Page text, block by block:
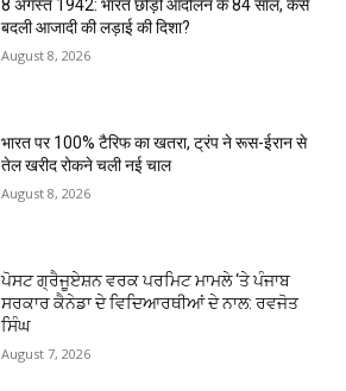
8 अगस्त 1942: भारत छोड़ो आंदोलन के 84 साल, कैसे
बदली आजादी की लड़ाई की दिशा?
August 8, 2026
भारत पर 100% टैरिफ का खतरा, ट्रंप ने रूस-ईरान से
तेल खरीद रोकने चली नई चाल
August 8, 2026
ਪੋਸਟ ਗ੍ਰੈਜੂਏਸ਼ਨ ਵਰਕ ਪਰਮਿਟ ਮਾਮਲੇ ‘ਤੇ ਪੰਜਾਬ
ਸਰਕਾਰ ਕੈਨੇਡਾ ਦੇ ਵਿਦਿਆਰਥੀਆਂ ਦੇ ਨਾਲ: ਰਵਜੋਤ
ਸਿੰਘ
August 7, 2026